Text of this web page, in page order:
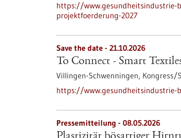
https://www.gesundheitsindustrie-
projektfoerderung-2027
Save the date - 21.10.2026
To Connect - Smart
Villingen-Schwenningen, Kongress/
https://www.gesundheitsindustrie-
Pressemitteilung - 08.05.2026